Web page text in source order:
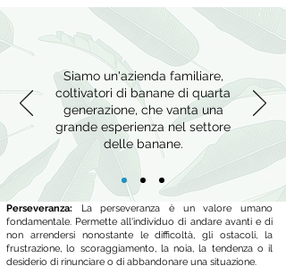
Siamo un'azienda familiare,
coltivatori di banane di quarta
generazione, che vanta una
grande esperienza nel settore
delle banane.
Perseveranza:
La perseveranza è un valore umano
fondamentale. Permette all'individuo di andare avanti e di
non arrendersi nonostante le difficoltà, gli ostacoli, la
frustrazione, lo scoraggiamento, la noia, la tendenza o il
desiderio di rinunciare o di abbandonare una situazione.